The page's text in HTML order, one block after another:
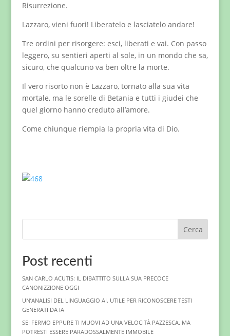
Risurrezione.
Lazzaro, vieni fuori! Liberatelo e lasciatelo andare!
Tre ordini per risorgere: esci, liberati e vai. Con passo
leggero, su sentieri aperti al sole, in un mondo che sa,
sicuro, che qualcuno va ben oltre la morte.
Il vero risorto non è Lazzaro, tornato alla sua vita
mortale, ma le sorelle di Betania e tutti i giudei che
quel giorno hanno creduto all’amore.
Come chiunque riempia la propria vita di Dio.
Cerca
Post recenti
SAN CARLO ACUTIS: IL DIBATTITO SULLA SUA PRECOCE
CANONIZZIONE OGGI
UN’ANALISI DEL LINGUAGGIO AI. UTILE PER RICONOSCERE TESTI
GENERATI DA IA
SEI FERMO EPPURE TI MUOVI AD UNA VELOCITÀ PAZZESCA. MA
POTRESTI ESSERE PARADOSSALMENTE IMMOBILE